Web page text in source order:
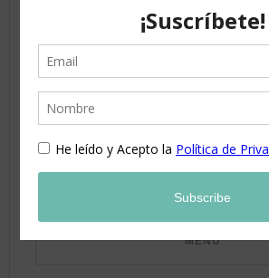
5
10 11 12 13 14
24 25 26 27 28